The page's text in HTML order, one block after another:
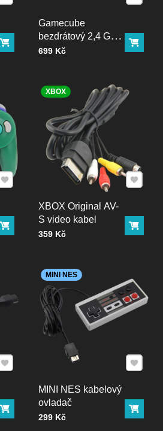
Do košíku
Gamecube
bezdrátový 2,4 GHZ
ovladač štříbrný
Cena bez DPH
699 Kč Do
Do košíku
Přidat k Oblíbeným
XBOX Original AV-
S video kabel
Cena bez DPH
359 Kč Do
XBOX
Přidat k
Do košíku
Přidat k Oblíbeným
MINI NES kabelový
ovladač
Cena bez DPH
299 Kč Do
MINI NES
Přidat k